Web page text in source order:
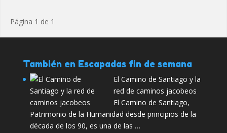
Página 1 de 1
También en Escapadas fin de semana
El Camino de Santiago y la
red de caminos jacobeos
El Camino de Santiago,
Patrimonio de la Humanidad desde principios de la
década de los 90, es una de las …